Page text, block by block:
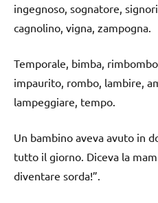
ingegnoso, sognatore,
cagnolino, vigna, zampogna.
Temporale, bimba,
impaurito, rombo, lambire,
lampeggiare, tempo.
Un bambino aveva avuto in
tutto il giorno. Diceva la
diventare sorda!”.